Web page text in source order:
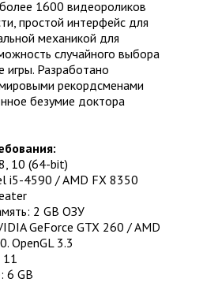
1600 видеороликов
простой интерфейс для
механикой для
случайного выбора
игры. Разработано
рекордсменами
безумие доктора
10 (64-bit)
i5-4590 / AMD FX 8350
2 GB ОЗУ
GeForce GTX 260 / AMD
OpenGL 3.3
11
6 GB